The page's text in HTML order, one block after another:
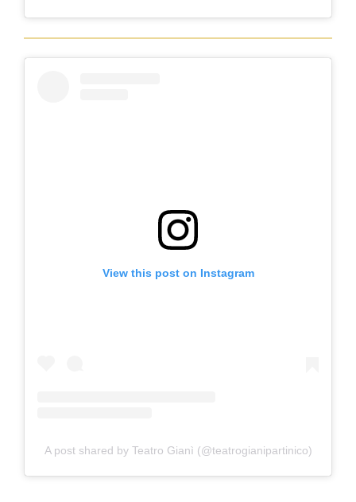
View this post on Instagram
A post shared by Teatro Gianì (@teatrogianipartinico)